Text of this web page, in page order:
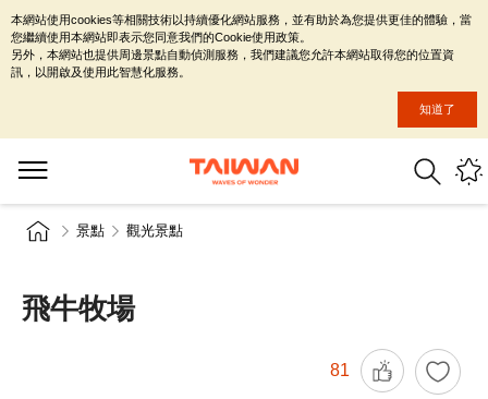
景點 觀光景點
飛牛牧場
81
本網站使用cookies等相關技術以持續優化網站服務，並有助於為您提供更佳的體驗，當
您繼續使用本網站即表示您同意我們的Cookie使用政策。
另外，本網站也提供周邊景點自動偵測服務，我們建議您允許本網站取得您的位置資
訊，以開啟及使用此智慧化服務。
知道了